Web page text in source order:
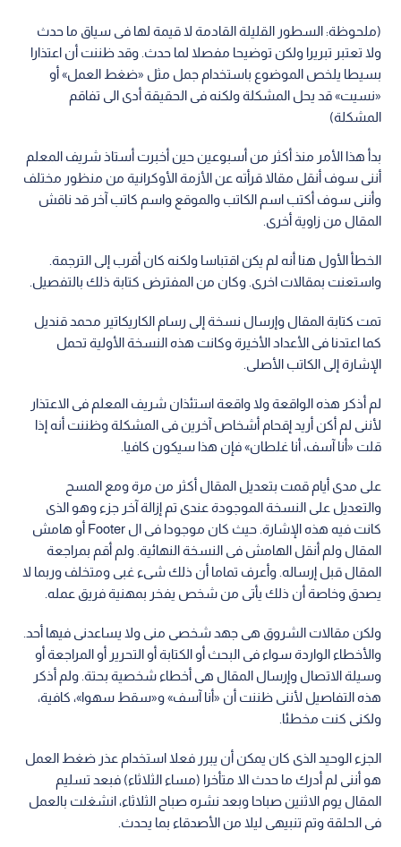
(ملحوظة: السطور القليلة القادمة لا قيمة لها فى سياق ما حدث
ولا تعتبر تبريرا ولكن توضيحا مفصلا لما حدث. وقد ظننت أن اعتذارا
بسيطا يلخص الموضوع باستخدام جمل مثل «ضغط العمل» أو
«نسيت» قد يحل المشكلة ولكنه فى الحقيقة أدى الى تفاقم
المشكلة)
بدأ هذا الأمر منذ أكثر من أسبوعين حين أخبرت أستاذ شريف المعلم
أننى سوف أنقل مقالا قرأته عن الأزمة الأوكرانية من منظور مختلف
وأننى سوف أكتب اسم الكاتب والموقع واسم كاتب آخر قد ناقش
المقال من زاوية أخرى.
الخطأ الأول هنا أنه لم يكن اقتباسا ولكنه كان أقرب إلى الترجمة.
واستعنت بمقالات اخرى. وكان من المفترض كتابة ذلك بالتفصيل.
تمت كتابة المقال وإرسال نسخة إلى رسام الكاريكاتير محمد قنديل
كما اعتدنا فى الأعداد الأخيرة وكانت هذه النسخة الأولية تحمل
الإشارة إلى الكاتب الأصلى.
لم أذكر هذه الواقعة ولا واقعة استئذان شريف المعلم فى الاعتذار
لأننى لم أكن أريد إقحام أشخاص آخرين فى المشكلة وظننت أنه إذا
قلت «أنا آسف، أنا غلطان» فإن هذا سيكون كافيا.
على مدى أيام قمت بتعديل المقال أكثر من مرة ومع المسح
والتعديل على النسخة الموجودة عندى تم إزالة آخر جزء وهو الذى
كانت فيه هذه الإشارة. حيث كان موجودا فى ال Footer أو هامش
المقال ولم أنقل الهامش فى النسخة النهائية. ولم أقم بمراجعة
المقال قبل إرساله. وأعرف تماما أن ذلك شىء غبى ومتخلف وربما لا
يصدق وخاصة أن ذلك يأتى من شخص يفخر بمهنية فريق عمله.
ولكن مقالات الشروق هى جهد شخصى منى ولا يساعدنى فيها أحد.
والأخطاء الواردة سواء فى البحث أو الكتابة أو التحرير أو المراجعة أو
وسيلة الاتصال وإرسال المقال هى أخطاء شخصية بحتة. ولم أذكر
هذه التفاصيل لأننى ظننت أن «أنا آسف» و«سقط سهوا»، كافية،
ولكنى كنت مخطئا.
الجزء الوحيد الذى كان يمكن أن يبرر فعلا استخدام عذر ضغط العمل
هو أننى لم أدرك ما حدث الا متأخرا (مساء الثلاثاء) فبعد تسليم
المقال يوم الاثنين صباحا وبعد نشره صباح الثلاثاء، انشغلت بالعمل
فى الحلقة وتم تنبيهى ليلا من الأصدقاء بما يحدث.